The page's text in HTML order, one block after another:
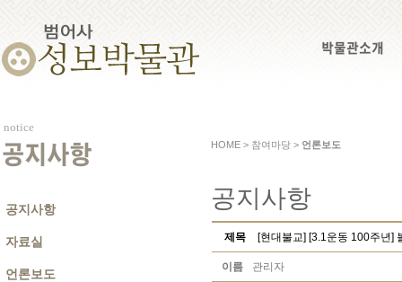
박물관소개
notice
공지사항
공지사항
자료실
언론보도
HOME > 참여마당 > 언론보도
공지사항
제목 [현대불교] [3.1운동 100주년]
이름 관리자